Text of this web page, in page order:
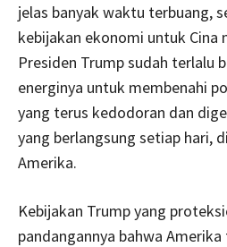
jelas banyak waktu terbuang,
kebijakan ekonomi untuk Cina
Presiden Trump sudah terlalu
energinya untuk membenahi
yang terus kedodoran dan
yang berlangsung setiap hari,
Amerika.
Kebijakan Trump yang
pandangannya bahwa